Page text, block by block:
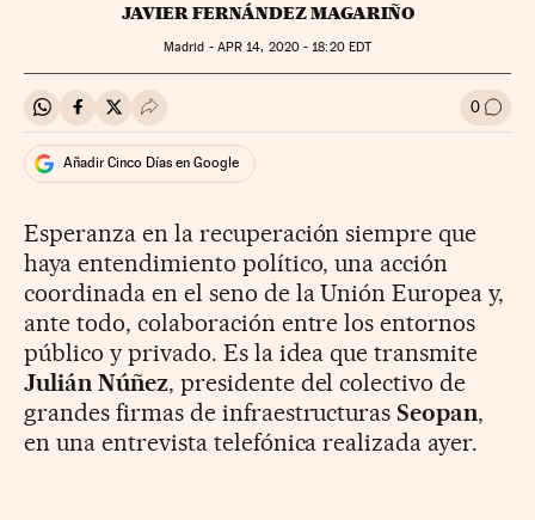
JAVIER FERNÁNDEZ MAGARIÑO
Madrid - APR 14, 2020 - 18:20EDT
Compartir en Whatsapp
Compartir en Facebook
Compartir en Twitter
Desplegar Redes Sociales 0 Ir a
Añadir Cinco Días en Google
Esperanza en la recuperación siempre que
haya entendimiento político, una acción
coordinada en el seno de la Unión Europea y,
ante todo, colaboración entre los entornos
público y privado. Es la idea que transmite
Julián Núñez, presidente del colectivo de
grandes firmas de infraestructurasSeopan,
en una entrevista telefónica realizada ayer.